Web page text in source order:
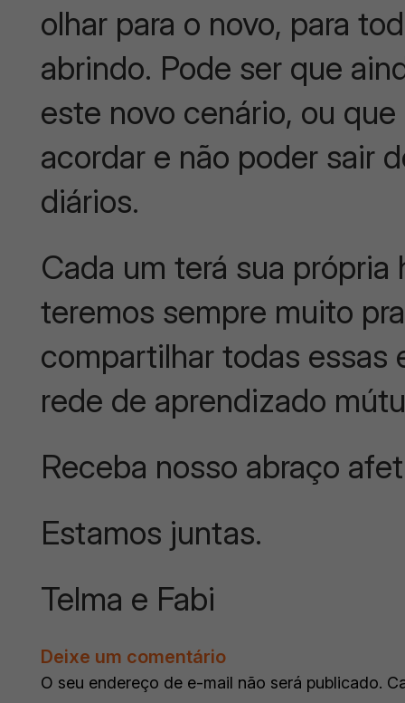
olhar para o novo, para
abrindo. Pode ser que
este novo cenário, ou
acordar e não poder sair
diários.
Cada um terá sua
teremos sempre muito
compartilhar todas
rede de aprendizado
Receba nosso abraço
Estamos juntas.
Telma e Fabi
Deixe um comentário
O seu endereço de e-mail não será publicado.